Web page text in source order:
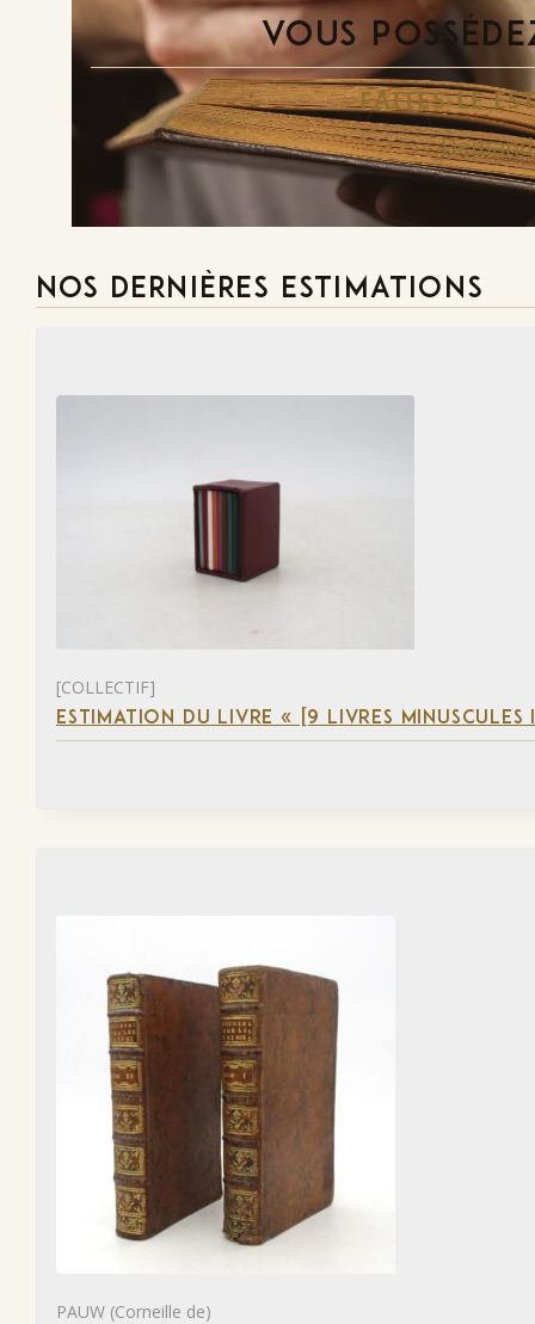
VOUS
FAITES-LE
NOS DERNIÈRES ESTIMATIONS
[COLLECTIF]
ESTIMATION DU LIVRE « [9 LIVRES MINUSCULES
PAUW (Corneille de)